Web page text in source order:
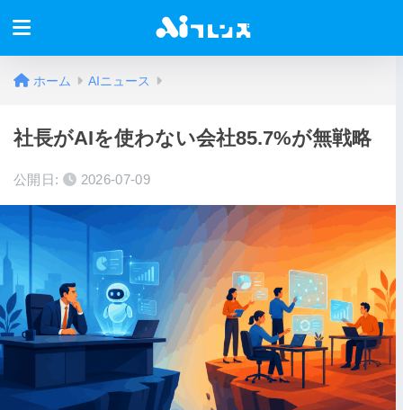
ホーム AIニュース
社長がAIを使わない会社85.7%が無戦略
公開日: 2026-07-09